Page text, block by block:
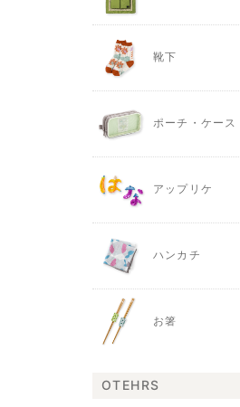
靴下
ポーチ・ケース
アップリケ
ハンカチ
お箸
OTEHRS